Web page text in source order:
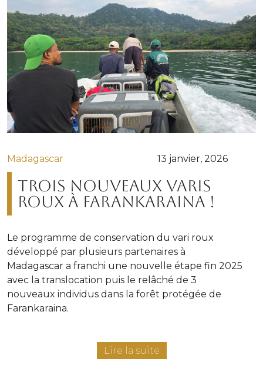
13 janvier, 2026
Madagascar
Trois nouveaux varis
roux à Farankaraina !
Le programme de conservation du vari roux
développé par plusieurs partenaires à
Madagascar a franchi une nouvelle étape fin 2025
avec la translocation puis le relâché de 3
nouveaux individus dans la forêt protégée de
Farankaraina.
Lire la suite